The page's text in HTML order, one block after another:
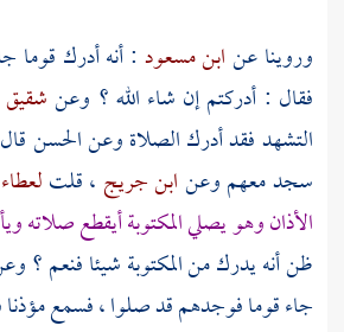
وروينا عنابن مسعود : أنه أدرك قوما
فقال : أدركتم إن شاء الله ؟ وعن
التشهد فقد أدرك الصلاة وعنالحسن
سجد معهم وعنابن جريج ، قلتلعطاء
الأذان وهو يصلي المكتوبة أيقطع صلاته
ظن أنه يدرك من المكتوبة شيئا فنعم ؟
جاء قوما فوجدهم قد صلوا ، فسمع